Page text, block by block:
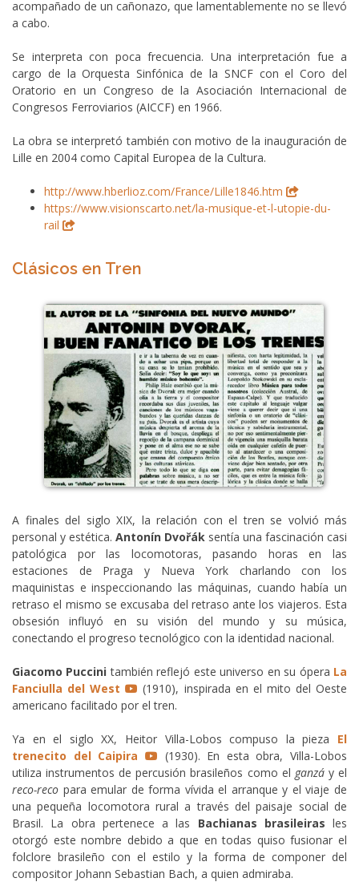
acompañado de un cañonazo, que lamentablemente no se llevó
a cabo.
Se interpreta con poca frecuencia. Una interpretación fue a
cargo de la Orquesta Sinfónica de la SNCF con el Coro del
Oratorio en un Congreso de la Asociación Internacional de
Congresos Ferroviarios (AICCF) en 1966.
La obra se interpretó también con motivo de la inauguración de
Lille en 2004 como Capital Europea de la Cultura.
http://www.hberlioz.com/France/Lille1846.htm
https://www.visionscarto.net/la-musique-et-l-utopie-du-
rail
Clásicos en Tren
A finales del siglo XIX, la relación con el tren se volvió más
personal y estética. Antonín Dvořák sentía una fascinación casi
patológica por las locomotoras, pasando horas en las
estaciones de Praga y Nueva York charlando con los
maquinistas e inspeccionando las máquinas, cuando había un
retraso el mismo se excusaba del retraso ante los viajeros. Esta
obsesión influyó en su visión del mundo y su música,
conectando el progreso tecnológico con la identidad nacional.
Giacomo Puccini también reflejó este universo en su ópera La
Fanciulla del West
(1910), inspirada en el mito del Oeste
americano facilitado por el tren.
Ya en el siglo XX, Heitor Villa-Lobos compuso la pieza El
trenecito del Caipira
(1930). En esta obra, Villa-Lobos
utiliza instrumentos de percusión brasileños como el ganzáy el
reco-reco para emular de forma vívida el arranque y el viaje de
una pequeña locomotora rural a través del paisaje social de
Brasil. La obra pertenece a las Bachianas brasileiras les
otorgó este nombre debido a que en todas quiso fusionar el
folclore brasileño con el estilo y la forma de componer del
compositor Johann Sebastian Bach, a quien admiraba.